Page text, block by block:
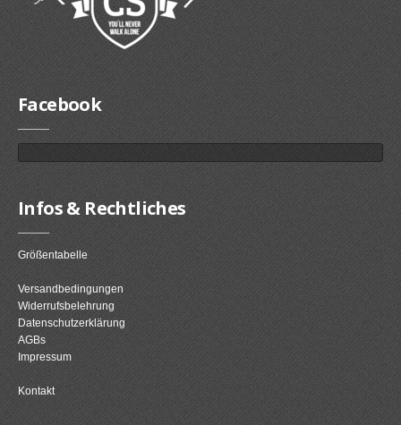
Facebook
Infos & Rechtliches
Größentabelle
Versandbedingungen
Widerrufsbelehrung
Datenschutzerklärung
AGBs
Impressum
Kontakt